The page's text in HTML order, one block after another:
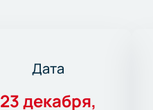
Дата
23 декабря,